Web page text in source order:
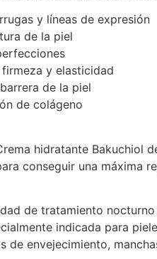
y líneas de expresión
de la piel
y elasticidad
de la piel
de colágeno
hidratante Bakuchiol
conseguir una máxima
de tratamiento
indicada para
de envejecimiento,